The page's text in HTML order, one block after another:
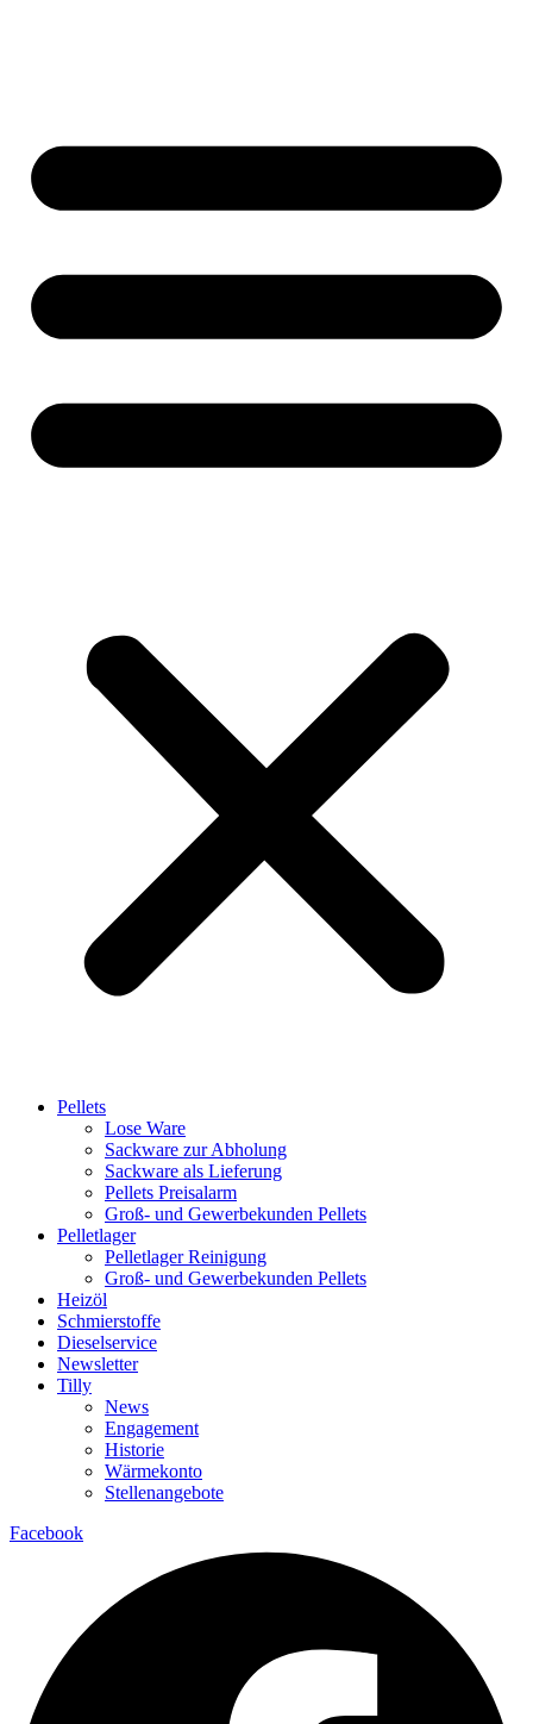
Pellets
Lose Ware
Sackware zur Abholung
Sackware als Lieferung
Pellets Preisalarm
Groß- und Gewerbekunden Pellets
Pelletlager
Pelletlager Reinigung
Groß- und Gewerbekunden Pellets
Heizöl
Schmierstoffe
Dieselservice
Newsletter
Tilly
News
Engagement
Historie
Wärmekonto
Stellenangebote
Facebook